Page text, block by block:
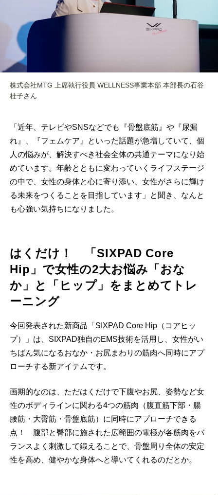
株式会社MTG 上席執行役員 WELLNESS事業本部 本部長の石谷
桂子さん
「近年、テレビやSNSなどでも『骨盤底筋』や『尿漏
れ』、『フェムケア』といった話題が急増していて、個
人の悩みが、解決すべき社会全体の共通テーマになり始
めています。年齢とともに変わっていくライフステージ
の中で、女性の身体と心に寄り添い、女性がさらに輝け
る未来をつくることを目指しています」と聞き、なんと
も心強い気持ちになりました。
はくだけ！ 「SIXPAD Core
Hip」で女性の2大お悩み「おな
か」と「ヒップ」をまとめてトレ
ーニング
今回発表された新商品「SIXPAD Core Hip（コアヒッ
プ）」は、SIXPAD独自のEMS技術を活用し、女性がい
ちばん気になるおなか・お尻まわりの筋肉へ同時にアプ
ローチする新アイテムです。
画期的なのは、ただはくだけで下腹やお尻、姿勢など女
性のボディラインに関わる4つの筋肉（腹直筋下部・腸
腰筋・大臀筋・骨盤底筋）に同時にアプローチできる
点！ 腹部と臀部に施された広範囲の電極が各筋肉をバ
ランスよく刺激して鍛えることで、骨盤周り全体の安定
性を高め、健やかな身体へと導いてくれるのだとか。